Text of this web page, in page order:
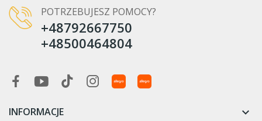
POTRZEBUJESZ POMOCY?
+48792667750
+48500464804
INFORMACJE 